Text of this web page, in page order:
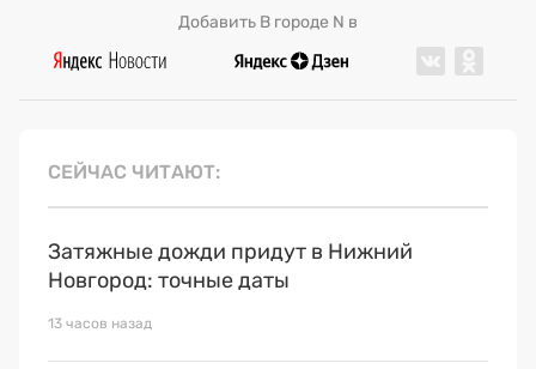
Добавить В городе N в
СЕЙЧАС ЧИТАЮТ
Затяжные дожди придут в Нижний
Новгород: точные даты
13 часов назад